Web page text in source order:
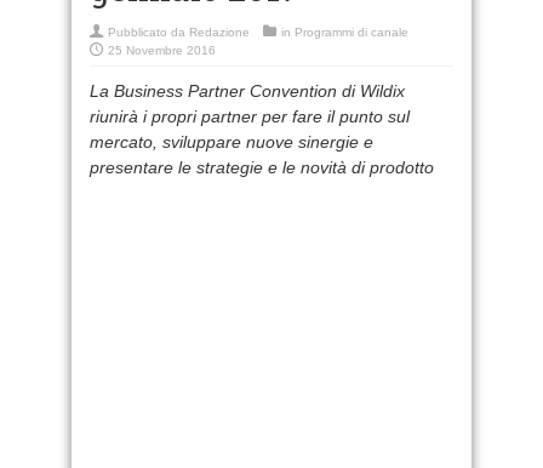
Pubblicato da Redazione in Programmi di canale
25 Novembre 2016
La Business Partner Convention di Wildix
riunirà i propri partner per fare il punto sul
mercato, sviluppare nuove sinergie e
presentare le strategie e le novità di prodotto